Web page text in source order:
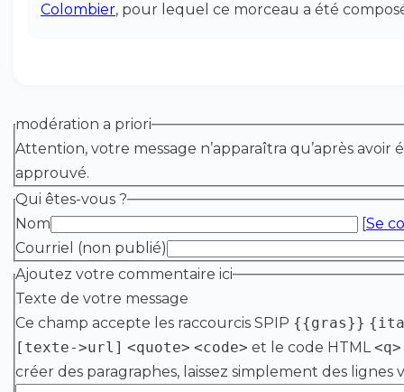
Colombier, pour lequel ce morceau a été
modération a priori
Attention, votre message n’apparaîtra qu’après avoir
approuvé.
Qui êtes-vous ?
Nom
[Se
Courriel (non publié)
Ajoutez votre commentaire ici
Texte de votre message
Ce champ accepte les raccourcis SPIP {{gras}}
[texte->url] <quote> <code> et le code HTML<q>
créer des paragraphes, laissez simplement des lignes